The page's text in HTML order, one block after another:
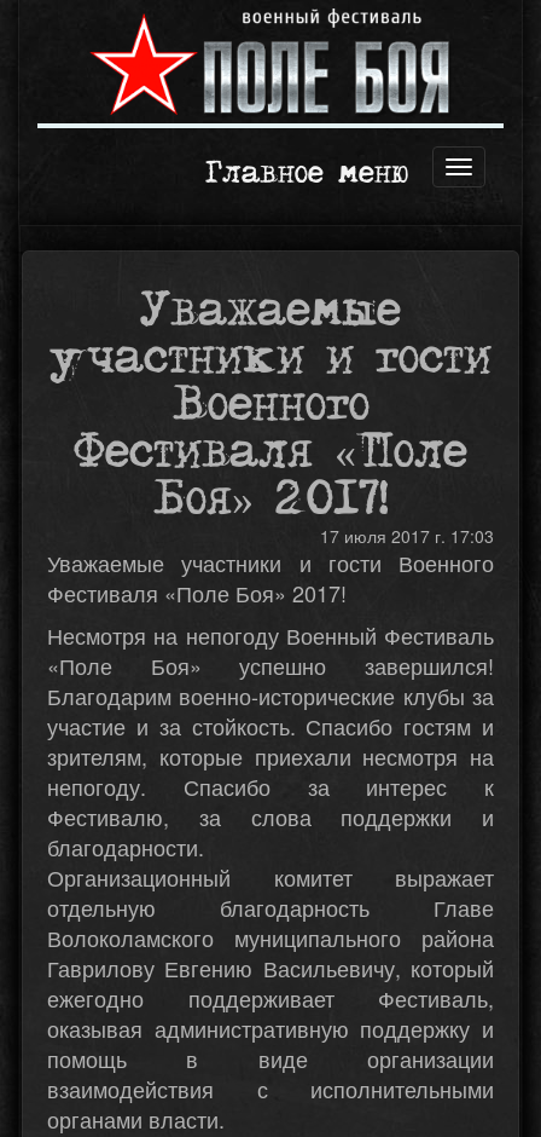
Открыть
Главное меню
Уважаемые
участники и гости
Военного
Фестиваля «Поле
Боя» 2017!
17 июля 2017 г. 17:03
Уважаемые участники и гости Военного
Фестиваля «Поле Боя» 2017!
Несмотря на непогоду Военный Фестиваль
«Поле Боя» успешно завершился!
Благодарим военно-исторические клубы за
участие и за стойкость. Спасибо гостям и
зрителям, которые приехали несмотря на
непогоду. Спасибо за интерес к
Фестивалю, за слова поддержки и
благодарности.
Организационный комитет выражает
отдельную благодарность Главе
Волоколамского муниципального района
Гаврилову Евгению Васильевичу, который
ежегодно поддерживает Фестиваль,
оказывая административную поддержку и
помощь в виде организации
взаимодействия с исполнительными
органами власти.